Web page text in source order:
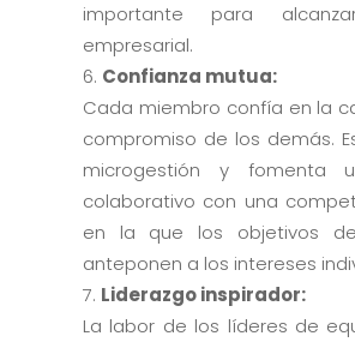
importante para
empresarial.
Confianza mutua:
Cada miembro confía en la
compromiso de los demás.
microgestión y fomenta
colaborativo con una
en la que los objetivos
anteponen a los intereses
Liderazgo inspirador:
La labor de los líderes de